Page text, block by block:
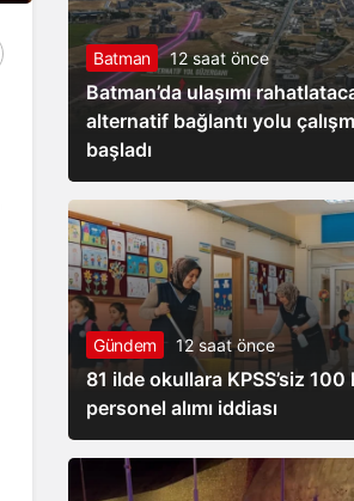
Batman 12 saat önce
Batman’da ulaşımı
alternatif bağlantı yolu
başladı
Gündem 12 saat önce
81 ilde okullara KPSS’siz 100
personel alımı iddiası